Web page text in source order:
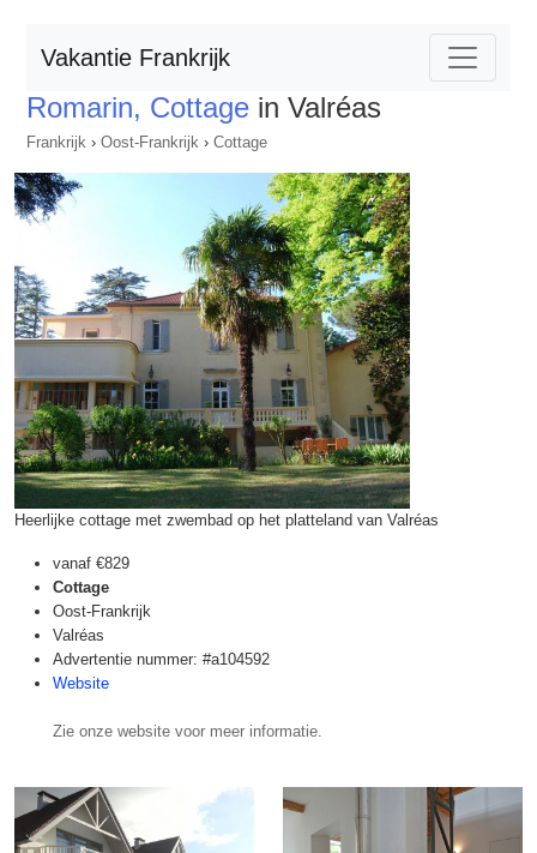
Vakantie Frankrijk
Romarin, Cottage in Valréas
Frankrijk › Oost-Frankrijk › Cottage
Heerlijke cottage met zwembad op het platteland van Valréas
vanaf €829
Cottage
Oost-Frankrijk
Valréas
Advertentie nummer: #a104592
Website
Zie onze website voor meer informatie.